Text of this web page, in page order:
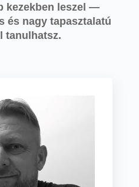
kezekben leszel —
és nagy tapasztalatú
tanulhatsz.